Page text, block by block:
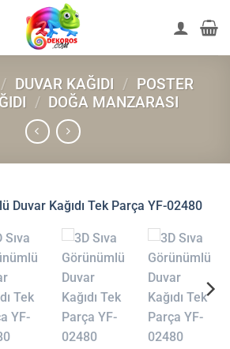
/ DUVAR KAĞIDI / POSTER
/ DOĞA MANZARASI